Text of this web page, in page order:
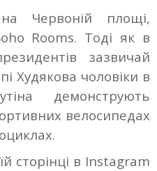
Червоній площі,
Rooms. Тоді як в
зазвичай
Худякова чоловіки в
демонструють
велосипедах
сторінці в Instagram